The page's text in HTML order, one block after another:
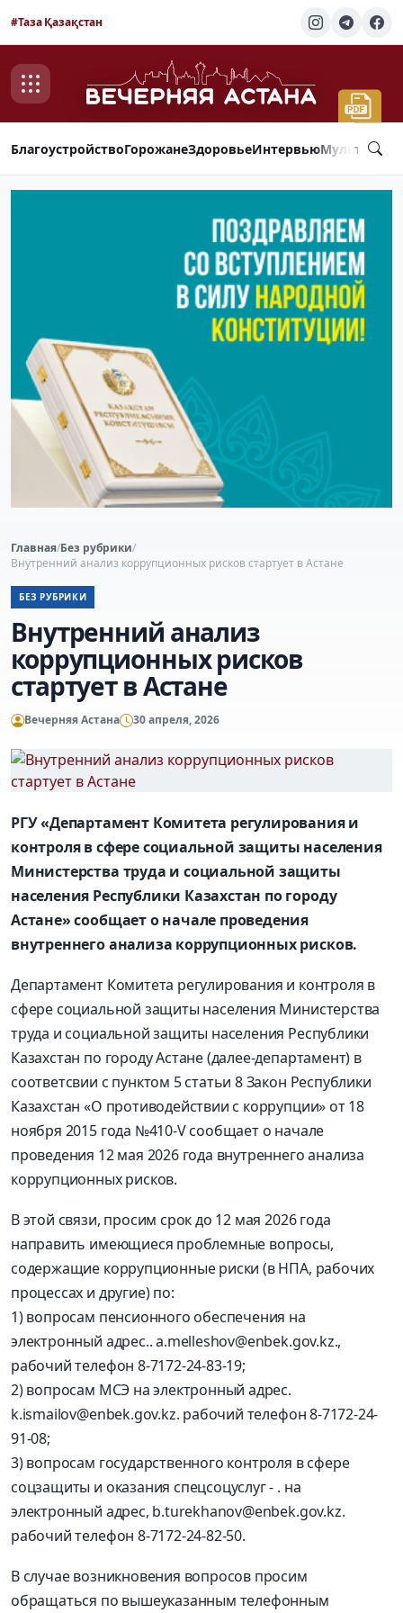
#Таза Қазақстан
БлагоустройствоГорожанеЗдоровьеИнтервью
Главная/Без рубрики/
Внутренний анализ коррупционных рисков стартует в Астане
БЕЗ РУБРИКИ
Внутренний анализ
коррупционных рисков
стартует в Астане
Вечерняя Астана 30 апреля, 2026
РГУ «Департамент Комитета регулирования и
контроля в сфере социальной защиты населения
Министерства труда и социальной защиты
населения Республики Казахстан по городу
Астане» сообщает о начале проведения
внутреннего анализа коррупционных рисков.
Департамент Комитета регулирования и контроля в
сфере социальной защиты населения Министерства
труда и социальной защиты населения Республики
Казахстан по городу Астане (далее-департамент) в
соответсвии с пунктом 5 статьи 8 Закон Республики
Казахстан «О противодействии с коррупции» от 18
ноября 2015 года №410-V сообщает о начале
проведения 12 мая 2026 года внутреннего анализа
коррупционных рисков.
В этой связи, просим срок до 12 мая 2026 года
направить имеющиеся проблемные вопросы,
содержащие коррупционные риски (в НПА, рабочих
процессах и другие) по:
1) вопросам пенсионного обеспечения на
электронный адрес.. a.melleshov@enbek.gov.kz.,
рабочий телефон 8-7172-24-83-19;
2) вопросам МСЭ на электронный адрес.
k.ismailov@enbek.gov.kz. рабочий телефон 8-7172-24-
91-08;
3) вопросам государственного контроля в сфере
соцзащиты и оказания спецсоцуслуг - . на
электронный адрес, b.turekhanov@enbek.gov.kz.
рабочий телефон 8-7172-24-82-50.
В случае возникновения вопросов просим
обращаться по вышеуказанным телефонным